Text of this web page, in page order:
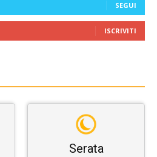
SEGUI
ISCRIVITI
Serata